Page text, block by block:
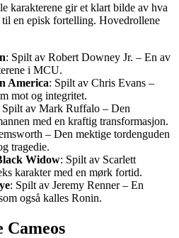
karakterene gir et klart bilde av hva
en episk fortelling. Hovedrollene
: Spilt av Robert Downey Jr. – En av
i MCU.
America: Spilt av Chris Evans –
mot og integritet.
Spilt av Mark Ruffalo – Den
med en kraftig transformasjon.
– Den mektige tordenguden
tragedie.
Widow: Spilt av Scarlett
karakter med en mørk fortid.
: Spilt av Jeremy Renner – En
også kalles Ronin.